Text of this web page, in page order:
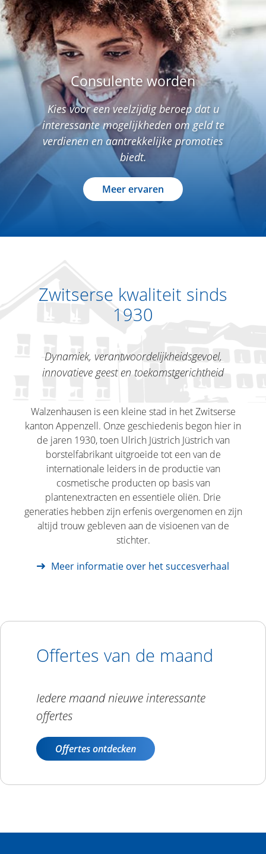
Consulente worden
Kies voor een veelzijdig beroep dat u
interessante mogelijkheden om geld te
verdienen en aantrekkelijke promoties
biedt.
Meer ervaren
Zwitserse kwaliteit sinds
1930
Dynamiek, verantwoordelijkheidsgevoel,
innovatieve geest en toekomstgerichtheid
Walzenhausen is een kleine stad in het Zwitserse
kanton Appenzell. Onze geschiedenis begon hier in
de jaren 1930, toen Ulrich Jüstrich Jüstrich van
borstelfabrikant uitgroeide tot een van de
internationale leiders in de productie van
cosmetische producten op basis van
plantenextracten en essentiële oliën. Drie
generaties hebben zijn erfenis overgenomen en zijn
altijd trouw gebleven aan de visioenen van de
stichter.
Meer informatie over het succesverhaal
Offertes van de maand
Iedere maand nieuwe interessante
offertes
Offertes ontdecken